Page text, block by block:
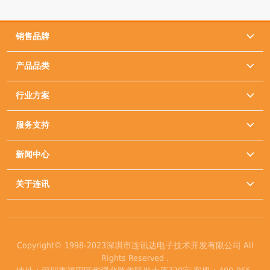
销售品牌 
产品品类 
行业方案 
服务支持 
新闻中心 
关于连讯 
Copyright© 1998-2023深圳市连讯达电子技术开发有限公司 All
Rights Reserved .